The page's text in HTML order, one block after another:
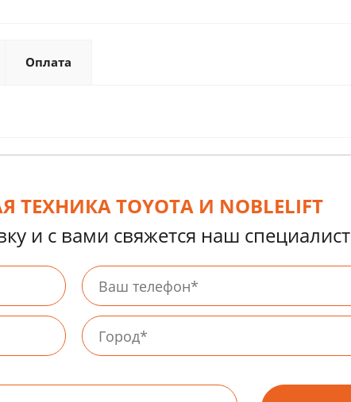
Оплата
TOYOTA И NOBLELIFT
и с вами свяжется наш специалист